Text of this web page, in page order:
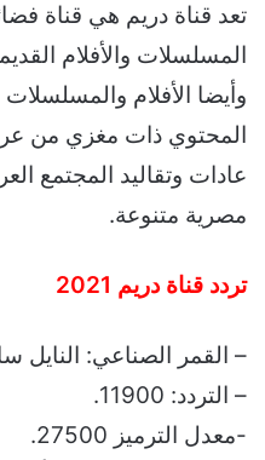
تعد قناة دريم هي قناة
المسلسلات والأفلام
وأيضا الأفلام
المحتوي ذات مغزي من
عادات وتقاليد المجتمع
مصرية متنوعة.
تردد قناة دريم 2021
– القمر الصناعي: النايل
– التردد: 11900.
-معدل الترميز 27500.